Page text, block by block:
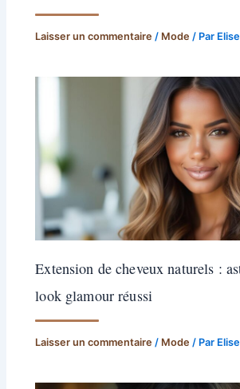
Laisser un commentaire / Mode / Par
Extension de cheveux naturels :
look glamour réussi
Laisser un commentaire / Mode / Par